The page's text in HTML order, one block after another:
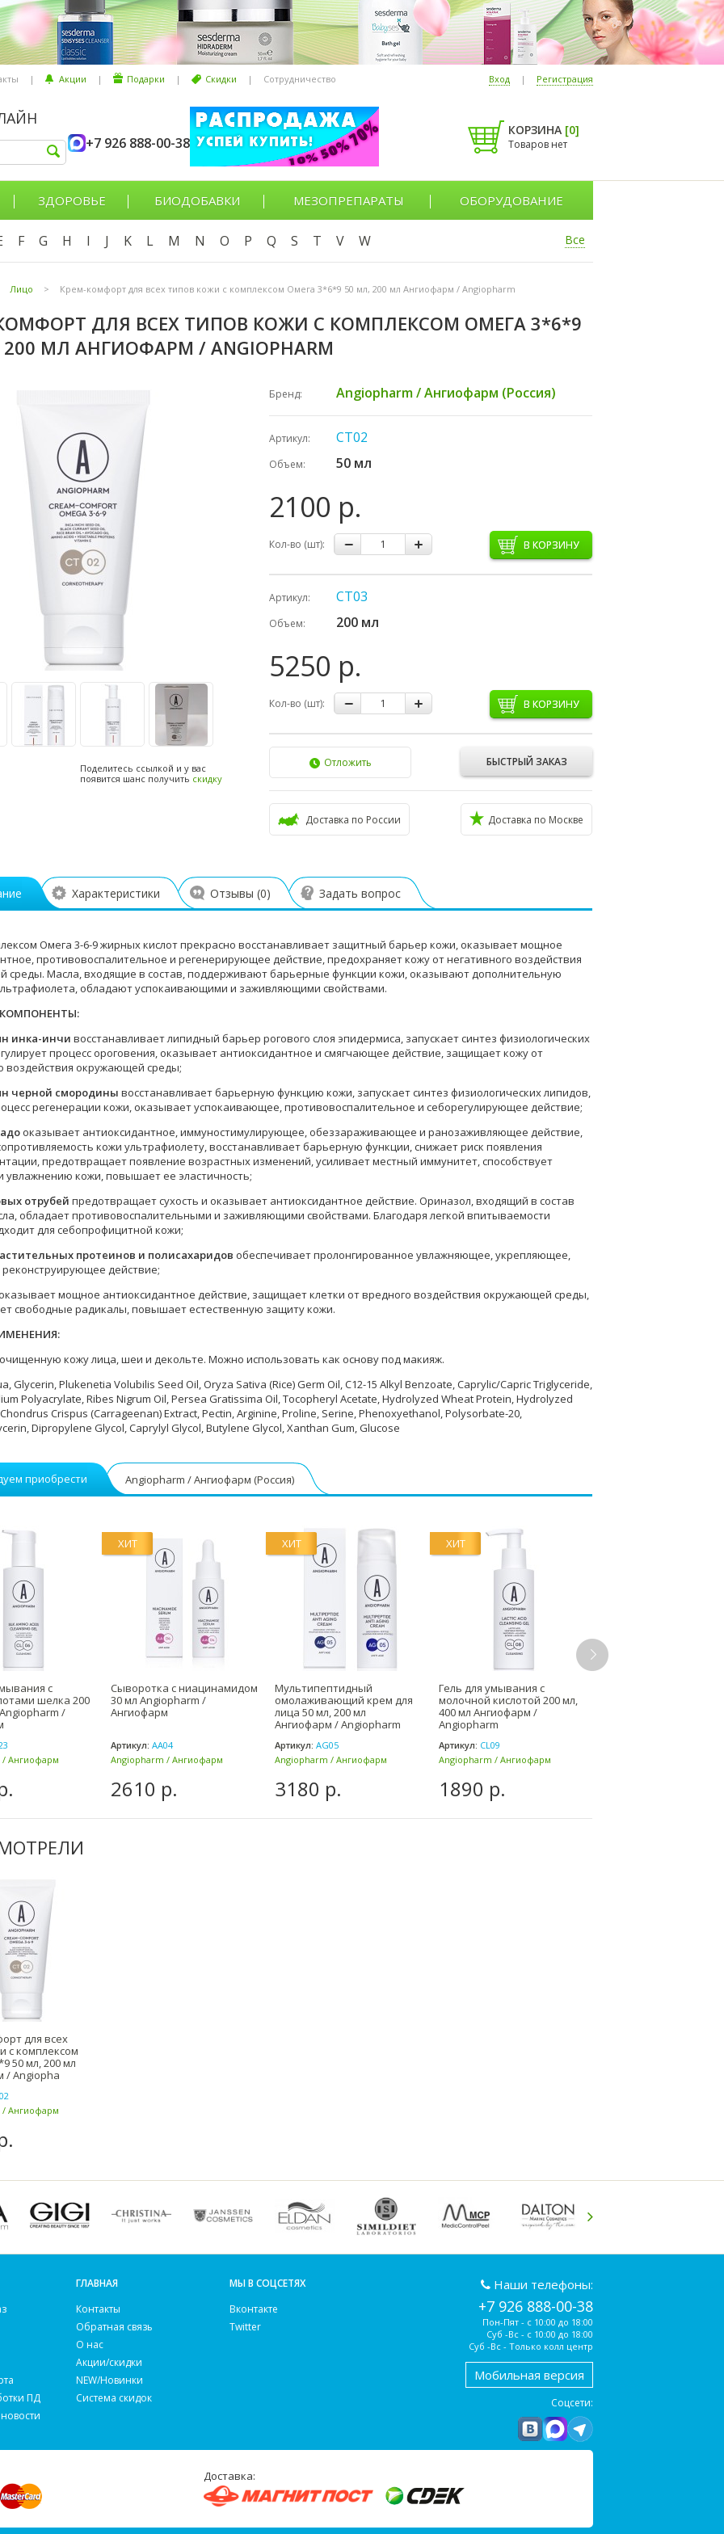
| Акции | Подарки | Скидки | Сотрудничество Вход | Регистрация
+7 926 888-00-38
КОРЗИНА [0]
Товаров нет
ЗДОРОВЬЕ БИОДОБАВКИ МЕЗОПРЕПАРАТЫ ОБОРУДОВАНИЕ
F G H I J K L M N O P Q S T V W Все
Лицо > Крем-комфорт для всех типов кожи с комплексом Омега 3*6*9 50 мл, 200 мл Ангиофарм / Angiopharm
ДЛЯ ВСЕХ ТИПОВ КОЖИ С КОМПЛЕКСОМ ОМЕГА 3*6*9
МЛ АНГИОФАРМ / ANGIOPHARM
Поделитесь ссылкой и у вас
появится шанс получить скидку
Бренд: Angiopharm / Ангиофарм (Россия)
Артикул: CT02
Объем: 50 мл
2100 р.
Кол-во (шт): В КОРЗИНУ
Артикул: CT03
Объем: 200 мл
5250 р.
Кол-во (шт): В КОРЗИНУ
БЫСТРЫЙ ЗАКАЗ
Отложить
Доставка по России Доставка по Москве
Характеристики Отзывы (0) Задать вопрос
Омега 3-6-9 жирных кислот прекрасно восстанавливает защитный барьер кожи, оказывает мощное
противовоспалительное и регенерирующее действие, предохраняет кожу от негативного воздействия
среды. Масла, входящие в состав, поддерживают барьерные функции кожи, оказывают дополнительную
обладают успокаивающими и заживляющими свойствами.
инка-инчи восстанавливает липидный барьер рогового слоя эпидермиса, запускает синтез физиологических
процесс ороговения, оказывает антиоксидантное и смягчающее действие, защищает кожу от
воздействия окружающей среды;
черной смородины восстанавливает барьерную функцию кожи, запускает синтез физиологических липидов,
регенерации кожи, оказывает успокаивающее, противовоспалительное и себорегулирующее действие;
оказывает антиоксидантное, иммуностимулирующее, обеззараживающее и ранозаживляющее действие,
кожи ультрафиолету, восстанавливает барьерную функции, снижает риск появления
предотвращает появление возрастных изменений, усиливает местный иммунитет, способствует
увлажнению кожи, повышает ее эластичность;
отрубей предотвращает сухость и оказывает антиоксидантное действие. Ориназол, входящий в состав
обладает противовоспалительными и заживляющими свойствами. Благодаря легкой впитываемости
для себопрофицитной кожи;
протеинов и полисахаридов обеспечивает пролонгированное увлажняющее, укрепляющее,
действие;
оказывает мощное антиоксидантное действие, защищает клетки от вредного воздействия окружающей среды,
свободные радикалы, повышает естественную защиту кожи.
кожу лица, шеи и декольте. Можно использовать как основу под макияж.
Glycerin, Plukenetia Volubilis Seed Oil, Oryza Sativa (Rice) Germ Oil, C12-15 Alkyl Benzoate, Caprylic/Capric Triglyceride,
Polyacrylate, Ribes Nigrum Oil, Persea Gratissima Oil, Tocopheryl Acetate, Hydrolyzed Wheat Protein, Hydrolyzed
Crispus (Carrageenan) Extract, Pectin, Arginine, Proline, Serine, Phenoxyethanol, Polysorbatе-20,
Dipropylene Glycol, Caprylyl Glycol, Butylene Glycol, Xanthan Gum, Glucose
приобрести Angiopharm / Ангиофарм (Россия)
с
шелка 200
/
Ангиофарм
ХИТ
Сыворотка с ниацинамидом
30 мл Angiopharm /
Ангиофарм
Артикул: AA04
Angiopharm / Ангиофарм
2610 р.
ХИТ
Мультипептидный
омолаживающий крем для
лица 50 мл, 200 мл
Ангиофарм / Angiopharm
Артикул: AG05
Angiopharm / Ангиофарм
3180 р.
ХИТ
Гель для умывания с
молочной кислотой 200 мл,
400 мл Ангиофарм /
Angiopharm
Артикул: CL09
Angiopharm / Ангиофарм
1890 р.
для всех
с комплексом
50 мл, 200 мл
/ Angiopha
Ангиофарм
ПД
ГЛАВНАЯ
Контакты
Обратная связь
О нас
Акции/скидки
NEW/Новинки
Система скидок
МЫ В СОЦСЕТЯХ
Вконтакте
Twitter
Наши телефоны:
+7 926 888-00-38
Пон-Пят - с 10:00 до 18:00
Суб -Вс - с 10:00 до 18:00
Суб -Вс - Только колл центр
Мобильная версия
Соцсети:
Доставка: